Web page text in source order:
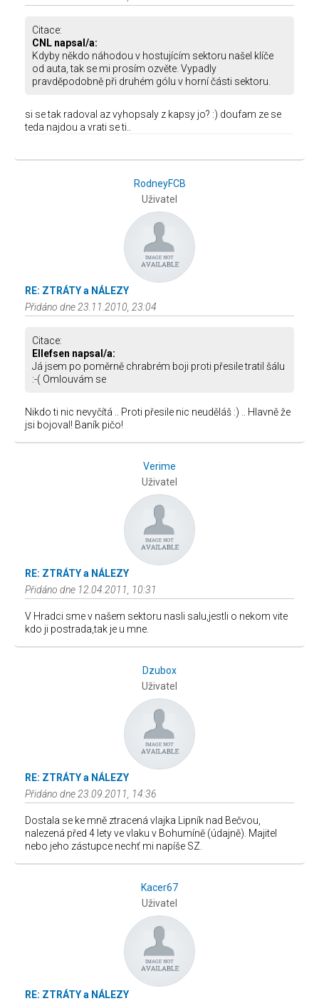
Citace:
CNL napsal/a:
Kdyby někdo náhodou v hostujícím sektoru našel klíče
od auta, tak se mi prosím ozvěte. Vypadly
pravděpodobně při druhém gólu v horní části sektoru.
si se tak radoval az vyhopsaly z kapsy jo? :) doufam ze se
teda najdou a vrati se ti..
RodneyFCB
Uživatel
RE: ZTRÁTY a NÁLEZY
Přidáno dne 23.11.2010, 23:04
Citace:
Ellefsen napsal/a:
Já jsem po poměrně chrabrém boji proti přesile tratil šálu
:-( Omlouvám se
Nikdo ti nic nevyčítá .. Proti přesile nic neuděláš :) .. Hlavně že
jsi bojoval! Baník pičo!
Verime
Uživatel
RE: ZTRÁTY a NÁLEZY
Přidáno dne 12.04.2011, 10:31
V Hradci sme v našem sektoru nasli salu,jestli o nekom vite
kdo ji postrada,tak je u mne.
Dzubox
Uživatel
RE: ZTRÁTY a NÁLEZY
Přidáno dne 23.09.2011, 14:36
Dostala se ke mně ztracená vlajka Lipník nad Bečvou,
nalezená před 4 lety ve vlaku v Bohumíně (údajně). Majitel
nebo jeho zástupce nechť mi napíše SZ.
Kacer67
Uživatel
RE: ZTRÁTY a NÁLEZY